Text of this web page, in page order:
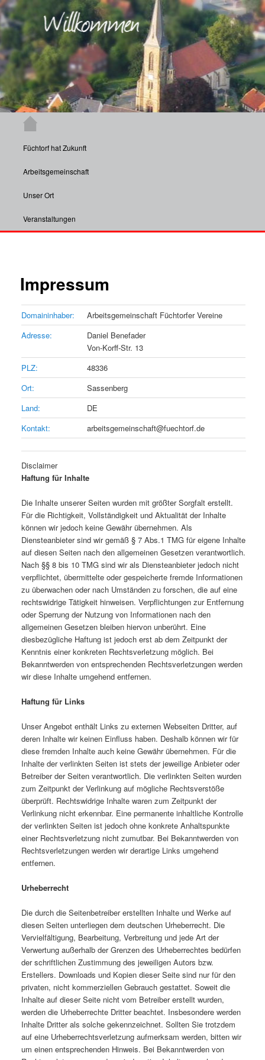
Zum Inhalt wechseln
Füchtorf
Aktuelle Informationen und Veranstaltungen aus Füchtorf und insbesondere
dessen Vereinen.
Hauptmenü
Füchtorf hat Zukunft
Arbeitsgemeinschaft
Unser Ort
Veranstaltungen
Impressum
Domaininhaber:
Arbeitsgemeinschaft Füchtorfer Vereine
Adresse:
Daniel Benefader
Von-Korff-Str. 13
PLZ:
48336
Ort:
Sassenberg
Land:
DE
Kontakt:
arbeitsgemeinschaft@fuechtorf.de
Disclaimer
Haftung für Inhalte
Die Inhalte unserer Seiten wurden mit größter Sorgfalt erstellt.
Für die Richtigkeit, Vollständigkeit und Aktualität der Inhalte
können wir jedoch keine Gewähr übernehmen. Als
Diensteanbieter sind wir gemäß § 7 Abs.1 TMG für eigene Inhalte
auf diesen Seiten nach den allgemeinen Gesetzen verantwortlich.
Nach §§ 8 bis 10 TMG sind wir als Diensteanbieter jedoch nicht
verpflichtet, übermittelte oder gespeicherte fremde Informationen
zu überwachen oder nach Umständen zu forschen, die auf eine
rechtswidrige Tätigkeit hinweisen. Verpflichtungen zur Entfernung
oder Sperrung der Nutzung von Informationen nach den
allgemeinen Gesetzen bleiben hiervon unberührt. Eine
diesbezügliche Haftung ist jedoch erst ab dem Zeitpunkt der
Kenntnis einer konkreten Rechtsverletzung möglich. Bei
Bekanntwerden von entsprechenden Rechtsverletzungen werden
wir diese Inhalte umgehend entfernen.
Haftung für Links
Unser Angebot enthält Links zu externen Webseiten Dritter, auf
deren Inhalte wir keinen Einfluss haben. Deshalb können wir für
diese fremden Inhalte auch keine Gewähr übernehmen. Für die
Inhalte der verlinkten Seiten ist stets der jeweilige Anbieter oder
Betreiber der Seiten verantwortlich. Die verlinkten Seiten wurden
zum Zeitpunkt der Verlinkung auf mögliche Rechtsverstöße
überprüft. Rechtswidrige Inhalte waren zum Zeitpunkt der
Verlinkung nicht erkennbar. Eine permanente inhaltliche Kontrolle
der verlinkten Seiten ist jedoch ohne konkrete Anhaltspunkte
einer Rechtsverletzung nicht zumutbar. Bei Bekanntwerden von
Rechtsverletzungen werden wir derartige Links umgehend
entfernen.
Urheberrecht
Die durch die Seitenbetreiber erstellten Inhalte und Werke auf
diesen Seiten unterliegen dem deutschen Urheberrecht. Die
Vervielfältigung, Bearbeitung, Verbreitung und jede Art der
Verwertung außerhalb der Grenzen des Urheberrechtes bedürfen
der schriftlichen Zustimmung des jeweiligen Autors bzw.
Erstellers. Downloads und Kopien dieser Seite sind nur für den
privaten, nicht kommerziellen Gebrauch gestattet. Soweit die
Inhalte auf dieser Seite nicht vom Betreiber erstellt wurden,
werden die Urheberrechte Dritter beachtet. Insbesondere werden
Inhalte Dritter als solche gekennzeichnet. Sollten Sie trotzdem
auf eine Urheberrechtsverletzung aufmerksam werden, bitten wir
um einen entsprechenden Hinweis. Bei Bekanntwerden von